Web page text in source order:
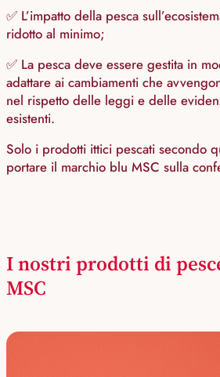
✅ L’impatto della pesca
ridotto al minimo;
✅ La pesca deve essere gestita in
adattare ai cambiamenti che
nel rispetto delle leggi e delle
esistenti.
Solo i prodotti ittici pescati secondo
portare il marchio blu MSC sulla
I nostri prodotti di
MSC